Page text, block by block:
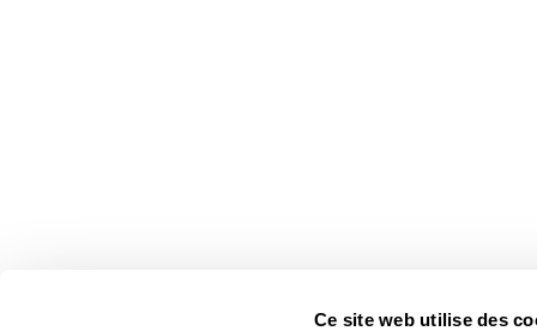
Ce site web utilise des